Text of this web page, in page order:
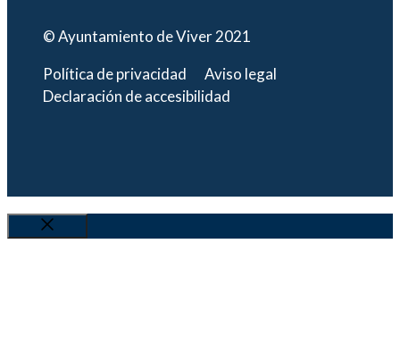
© Ayuntamiento de Viver 2021
Política de privacidad
Aviso legal
Declaración de accesibilidad
Cerrar